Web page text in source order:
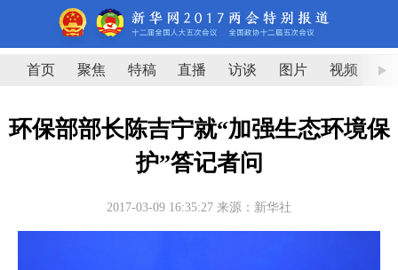
首页 聚焦 特稿 直播 访谈 图片 视频 图
环保部部长陈吉宁就“加强生态环境保
护”答记者问
2017-03-09 16:35:27 来源：新华社